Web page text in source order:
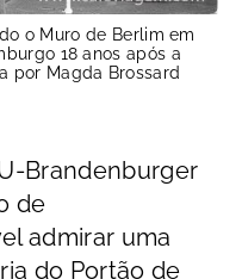
o Muro de Berlim em
18 anos após a
por Magda Brossard
Brandenburger
de
admirar uma
do Portão de